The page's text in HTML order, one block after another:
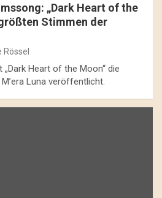
„Dark Heart of the
Stimmen der
„Dark Heart of the Moon“ die
Luna veröffentlicht.